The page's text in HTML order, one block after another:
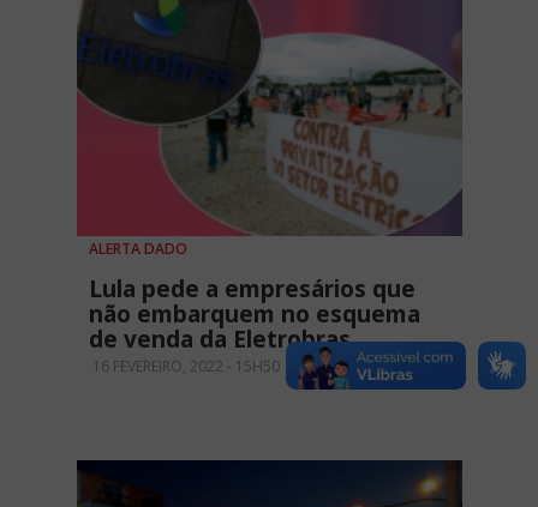
ALERTA DADO
Lula pede a empresários que
não embarquem no esquema
de venda da Eletrobras
16 FEVEREIRO, 2022 - 15H50